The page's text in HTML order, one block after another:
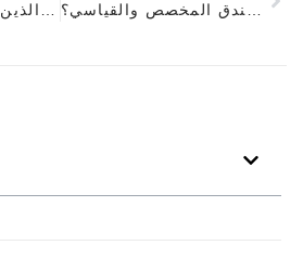
أفضل موردي أثاث الفنادق الذين تحتاج إلى معرفتهم ما الفرق بين أثاث الفندق المخصص والقياسي؟